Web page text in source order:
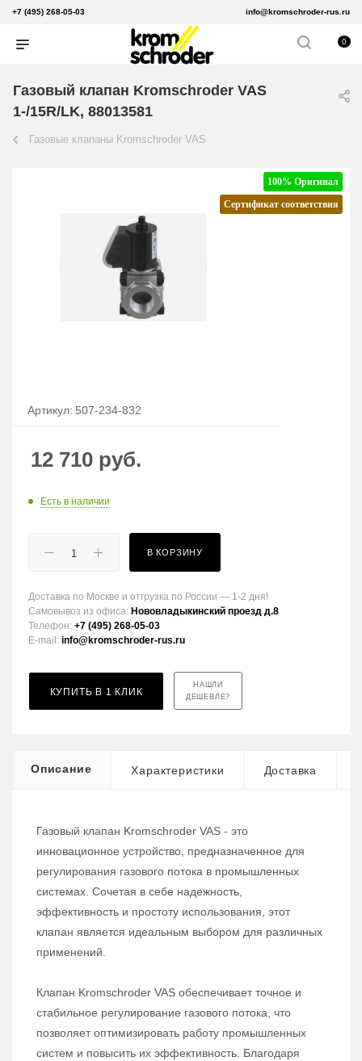
+7 (495) 268-05-03 info@kromschroder-rus.ru
0
Газовый клапан Kromschroder VAS
1-/15R/LK, 88013581
Газовые клапаны Kromschroder VAS
100% Оригинал
Сертификат соответствия
Артикул: 507-234-832
12 710 руб.
Есть в наличии
В КОРЗИНУ
Доставка по Москве и отгрузка по России — 1-2 дня!
Самовывоз из офиса: Нововладыкинский проезд д.8
Телефон: +7 (495) 268-05-03
E-mail: info@kromschroder-rus.ru
КУПИТЬ В 1 КЛИК
НАШЛИ
ДЕШЕВЛЕ?
Описание Характеристики Доставка
Газовый клапан Kromschroder VAS - это
инновационное устройство, предназначенное для
регулирования газового потока в промышленных
системах. Сочетая в себе надежность,
эффективность и простоту использования, этот
клапан является идеальным выбором для различных
применений.
Клапан Kromschroder VAS обеспечивает точное и
стабильное регулирование газового потока, что
позволяет оптимизировать работу промышленных
систем и повысить их эффективность. Благодаря